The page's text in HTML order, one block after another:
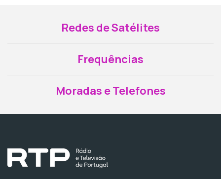
Redes de Satélites
Frequências
Moradas e Telefones